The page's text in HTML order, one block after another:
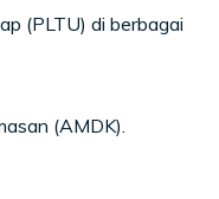
(PLTU) di berbagai
(AMDK).